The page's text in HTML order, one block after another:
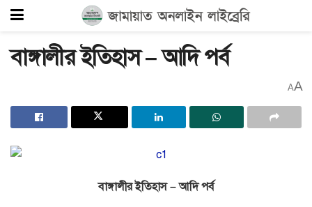
বাঙ্গালীর ইতিহাস – আদি পর্ব
AA
বাঙ্গালীর ইতিহাস – আদি পর্ব